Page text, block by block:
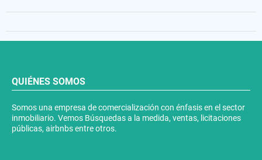
QUIÉNES SOMOS
Somos una empresa de comercialización con énfasis en el sector
inmobiliario. Vemos Búsquedas a la medida, ventas, licitaciones
públicas, airbnbs entre otros.